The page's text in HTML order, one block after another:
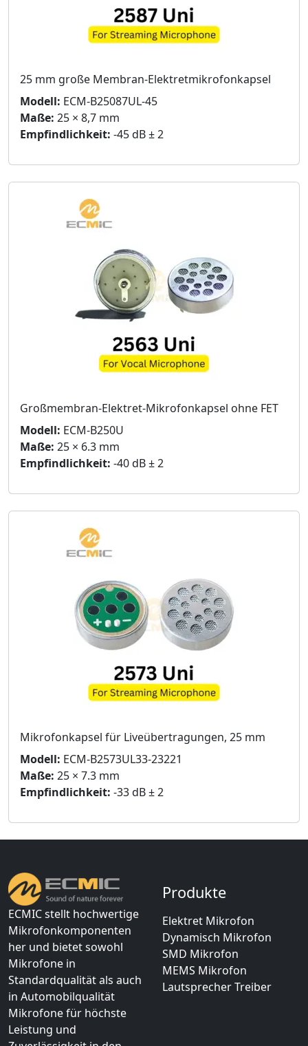
25 mm große Membran-Elektretmikrofonkapsel
Modell: ECM-B25087UL-45
Maße: 25 × 8,7 mm
Empfindlichkeit: -45 dB ± 2
Großmembran-Elektret-Mikrofonkapsel ohne FET
Modell: ECM-B250U
Maße: 25 × 6.3 mm
Empfindlichkeit: -40 dB ± 2
Mikrofonkapsel für Liveübertragungen, 25 mm
Modell: ECM-B2573UL33-23221
Maße: 25 × 7.3 mm
Empfindlichkeit: -33 dB ± 2
ECMIC stellt hochwertige
Mikrofonkomponenten
her und bietet sowohl
Mikrofone in
Standardqualität als auch
in Automobilqualität
Mikrofone für höchste
Leistung und
Produkte
Elektret Mikrofon
Dynamisch Mikrofon
SMD Mikrofon
MEMS Mikrofon
Lautsprecher Treiber